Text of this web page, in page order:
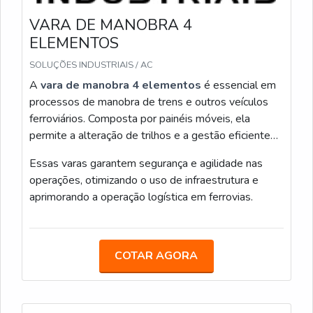
segura em uma única saída.
Eu organizo o kit ao lado da vara 12 m, priorizando
acessibilidade e isolamento; isso reduz risco e acelera
intervenções em campo.
USO PRÁTICO, MANUTENÇÃO E EXPERIÊNCIA
DO USUÁRIO COM A VARA DE MANOBRA
TELESCÓPICA 12 METROS
como ferramenta principal em resgates e inspeções
em altura; ela equilibra alcance e controle quando
preciso reduzir deslocamentos e otimizar segurança
AJUSTES RÁPIDOS QUE AUMENTAM
RENDIMENTO EM CAMPO
No uso diário eu marco pontos: encaixe firme, travas
limpas e sequência de extensão controlada. Ao
VARA DE MANOBRA 4
ELEMENTOS
SOLUÇÕES INDUSTRIAIS / AC
A vara de manobra 4 elementos é essencial em
processos de manobra de trens e outros veículos
ferroviários. Composta por painéis móveis, ela
permite a alteração de trilhos e a gestão eficiente
Essas varas garantem segurança e agilidade nas
operações, otimizando o uso de infraestrutura e
aprimorando a operação logística em ferrovias.
COTAR AGORA